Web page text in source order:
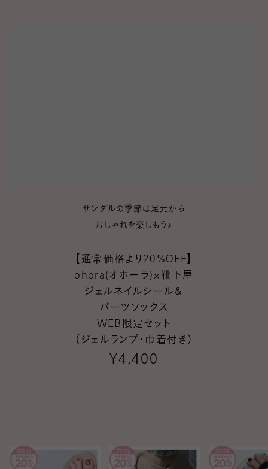
サンダルの季節は足元から
おしゃれを楽しもう♪
【通常価格より20％OFF】
ohora(オホーラ)×靴下屋
ジェルネイルシール＆
パーツソックス
WEB限定セット
（ジェルランプ・巾着付き）
¥4,400